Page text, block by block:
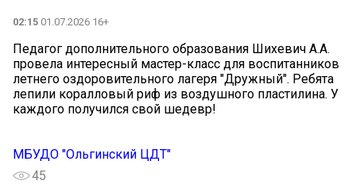
02:15 01.07.2026 16+
Педагог дополнительного образования Шихевич А.А.
провела интересный мастер-класс для воспитанников
летнего оздоровительного лагеря "Дружный". Ребята
лепили коралловый риф из воздушного пластилина. У
каждого получился свой шедевр!
МБУДО "Ольгинский ЦДТ"
45